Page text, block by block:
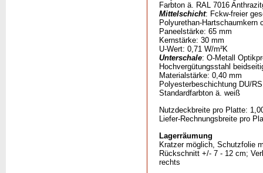
Farbton ä. RAL 7016
Mittelschicht: Fckw-freier
Polyurethan-Hartschaumkern
Paneelstärke: 65 mm
Kernstärke: 30 mm
U-Wert: 0,71 W/m²K
Unterschale: O-Metall
Hochvergütungsstahl
Materialstärke: 0,40 mm
Polyesterbeschichtung DU/
Standardfarbton ä. weiß
Nutzdeckbreite pro Platte:
Liefer-Rechnungsbreite pro
Lagerräumung
Kratzer möglich, Schutzfolie
Rückschnitt +/- 7 - 12 cm;
rechts